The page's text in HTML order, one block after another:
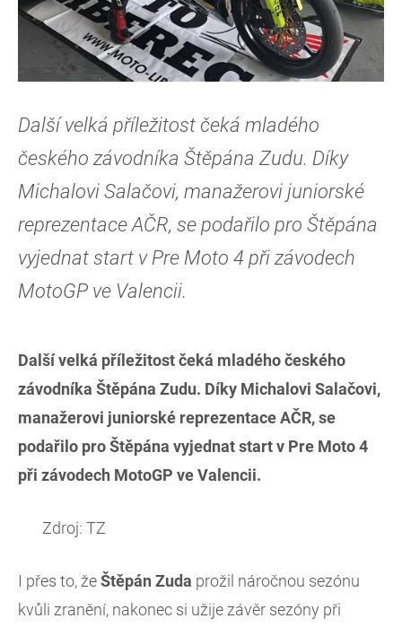
Další velká příležitost čeká mladého
českého závodníka Štěpána Zudu. Díky
Michalovi Salačovi, manažerovi juniorské
reprezentace AČR, se podařilo pro Štěpána
vyjednat start v Pre Moto 4 při závodech
MotoGP ve Valencii.
Další velká příležitost čeká mladého českého
závodníka Štěpána Zudu. Díky Michalovi Salačovi,
manažerovi juniorské reprezentace AČR, se
podařilo pro Štěpána vyjednat start v Pre Moto 4
při závodech MotoGP ve Valencii.
Zdroj: TZ
I přes to, žeŠtěpán Zuda prožil náročnou sezónu
kvůli zranění, nakonec si užije závěr sezóny při